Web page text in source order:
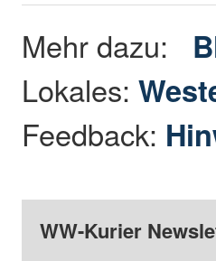
Mehr dazu:
Lokales:
Feedback:
WW-Kurier